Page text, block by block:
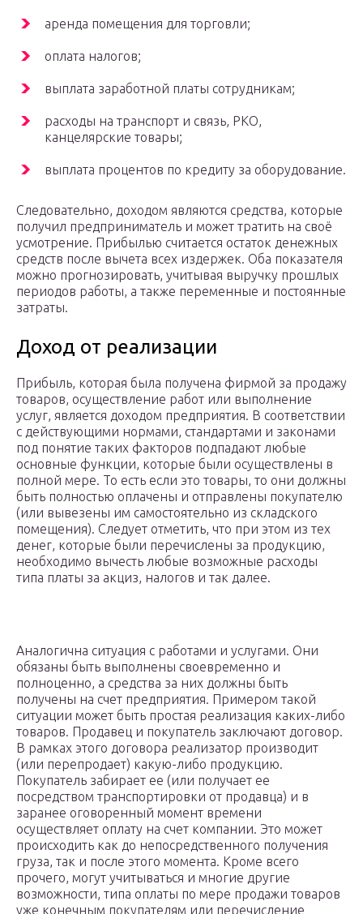
аренда помещения для торговли;
оплата налогов;
выплата заработной платы сотрудникам;
расходы на транспорт и связь, РКО,
канцелярские товары;
выплата процентов по кредиту за оборудование.
Следовательно, доходом являются средства, которые
получил предприниматель и может тратить на своё
усмотрение. Прибылью считается остаток денежных
средств после вычета всех издержек. Оба показателя
можно прогнозировать, учитывая выручку прошлых
периодов работы, а также переменные и постоянные
затраты.
Доход от реализации
Прибыль, которая была получена фирмой за продажу
товаров, осуществление работ или выполнение
услуг, является доходом предприятия. В соответствии
с действующими нормами, стандартами и законами
под понятие таких факторов подпадают любые
основные функции, которые были осуществлены в
полной мере. То есть если это товары, то они должны
быть полностью оплачены и отправлены покупателю
(или вывезены им самостоятельно из складского
помещения). Следует отметить, что при этом из тех
денег, которые были перечислены за продукцию,
необходимо вычесть любые возможные расходы
типа платы за акциз, налогов и так далее.
Аналогична ситуация с работами и услугами. Они
обязаны быть выполнены своевременно и
полноценно, а средства за них должны быть
получены на счет предприятия. Примером такой
ситуации может быть простая реализация каких-либо
товаров. Продавец и покупатель заключают договор.
В рамках этого договора реализатор производит
(или перепродает) какую-либо продукцию.
Покупатель забирает ее (или получает ее
посредством транспортировки от продавца) и в
заранее оговоренный момент времени
осуществляет оплату на счет компании. Это может
происходить как до непосредственного получения
груза, так и после этого момента. Кроме всего
прочего, могут учитываться и многие другие
возможности, типа оплаты по мере продажи товаров
уже конечным покупателям или перечисление